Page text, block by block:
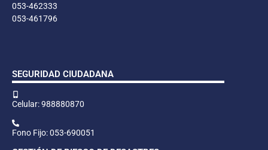
053-462333
053-461796
SEGURIDAD CIUDADANA
Celular: 988880870
Fono Fijo: 053-690051